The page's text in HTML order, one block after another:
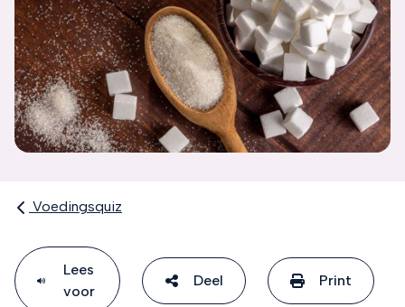
Voedingsquiz
Lees
voor
Deel Print